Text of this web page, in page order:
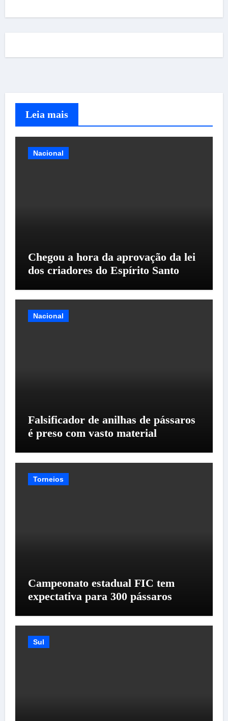
Leia mais
Nacional
Chegou a hora da aprovação da lei
dos criadores do Espírito Santo
Nacional
Falsificador de anilhas de pássaros
é preso com vasto material
Torneios
Campeonato estadual FIC tem
expectativa para 300 pássaros
Sul